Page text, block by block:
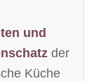
und
der
Küche